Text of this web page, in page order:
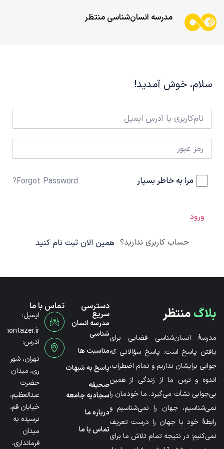
مدرسه انسان‌شناسی منتظر
سلام، خوش آمدید!
مرا به خاطر بسپار Forgot Password?
ورود
حساب کاربری ندارید؟ همین الان ثبت نام کنید
بلاگمنتظر
مدرسۀ انسان‌شناسی فضایی برای
یافتن پاسخ است. پاسخ سؤالاتی که
جوابی برایشان نداریم و تمام اضطراب،
اندوه و ترس ما از زندگی از همین
بی‌جوابی نشأت می‌گیرد. ما خودمان را
نمی‌شناسیم، جهان را نمی‌شناسیم و
رابطۀ خود با جهان را درست تعریف
نمی‌کنیم؛ در نتیجه تمام تلاش ما برای
دسترسی
سریع
مدرسه انسان
شناسی
مناسبت ها
پاسخ به شبهات
صحیفه
سجادیه جامعه
درباره ما
تماس با ما
تماس با ما
ایمیل:
آدرس:
تهران، شهر
ری، میدان
حضرت
عبدالعظیم،
خیابان قم،
نرسیده به
میدان
فرمانداری،